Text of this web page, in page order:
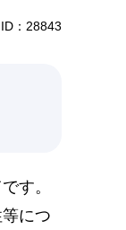
：28843
す。
につ